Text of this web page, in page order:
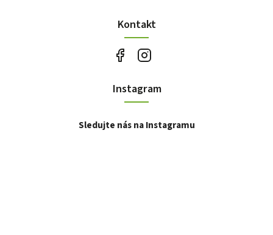
Kontakt
Instagram
Sledujte nás na Instagramu